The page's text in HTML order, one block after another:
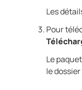
Les
Pour
Le
le